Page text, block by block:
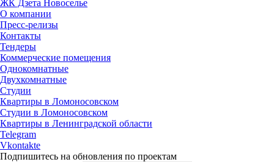
ЖК Дзета Новоселье
О компании
Пресс-релизы
Контакты
Тендеры
Коммерческие помещения
Однокомнатные
Двухкомнатные
Студии
Квартиры в Ломоносовском
Студии в Ломоносовском
Квартиры в Ленинградской области
Telegram
Vkontakte
Подпишитесь на обновления по проектам